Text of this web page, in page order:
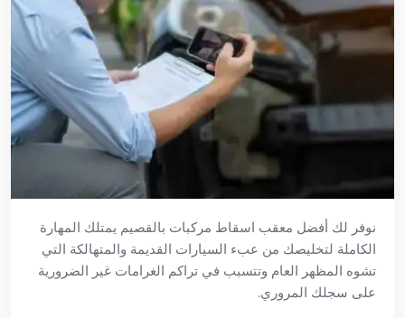
نوفر لك أفضل معقب اسقاط مركبات بالقصيم يمتلك المهارة
الكاملة لتخليصك من عبء السيارات القديمة والمتهالكة التي
تشوه المظهر العام وتتسبب في تراكم الغرامات غير الضرورية
على سجلك المروري.